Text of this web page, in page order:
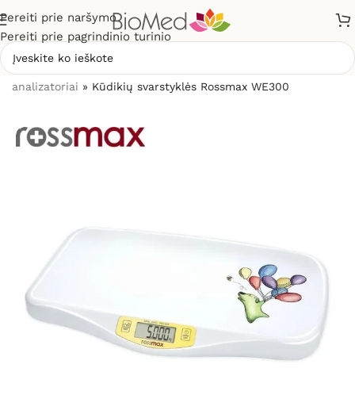
Pereiti prie naršymo
Pereiti prie pagrindinio turinio
analizatoriai » Kūdikių svarstyklės Rossmax WE300